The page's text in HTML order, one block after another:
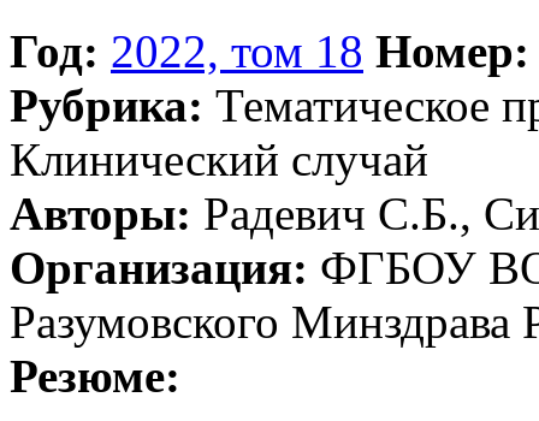
Год: 2022, том 18 Номер:
Рубрика: Тематическое
Клинический случай
Авторы: Радевич С.Б.,
Организация: ФГБОУ
Разумовского Минздрава
Резюме: